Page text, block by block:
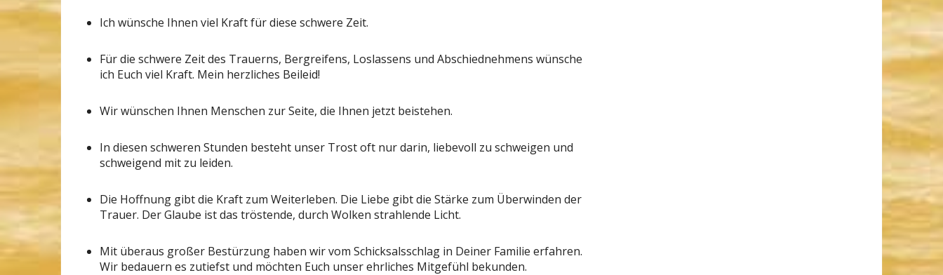
Ich wünsche Ihnen viel Kraft für diese schwere Zeit.
Für die schwere Zeit des Trauerns, Bergreifens, Loslassens und Abschiednehmens wünsche
ich Euch viel Kraft. Mein herzliches Beileid!
Wir wünschen Ihnen Menschen zur Seite, die Ihnen jetzt beistehen.
In diesen schweren Stunden besteht unser Trost oft nur darin, liebevoll zu schweigen und
schweigend mit zu leiden.
Die Hoffnung gibt die Kraft zum Weiterleben. Die Liebe gibt die Stärke zum Überwinden der
Trauer. Der Glaube ist das tröstende, durch Wolken strahlende Licht.
Mit überaus großer Bestürzung haben wir vom Schicksalsschlag in Deiner Familie erfahren.
Wir bedauern es zutiefst und möchten Euch unser ehrliches Mitgefühl bekunden.